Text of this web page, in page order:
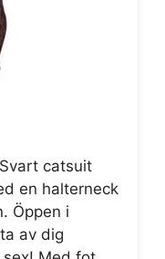
catsuit
en halterneck
Öppen i
av dig